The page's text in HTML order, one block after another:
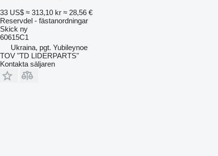
33 US$ ≈ 313,10 kr ≈ 28,56 €
Reservdel - fästanordningar
Skick ny
60615C1
Ukraina, pgt. Yubileynoe
TOV "TD LIDERPARTS"
Kontakta säljaren